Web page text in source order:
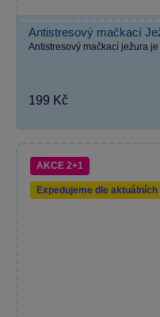
Antistresový mačkací
Antistresový mačkací ježura
199 Kč
AKCE 2+1
Expedujeme dle aktuálních